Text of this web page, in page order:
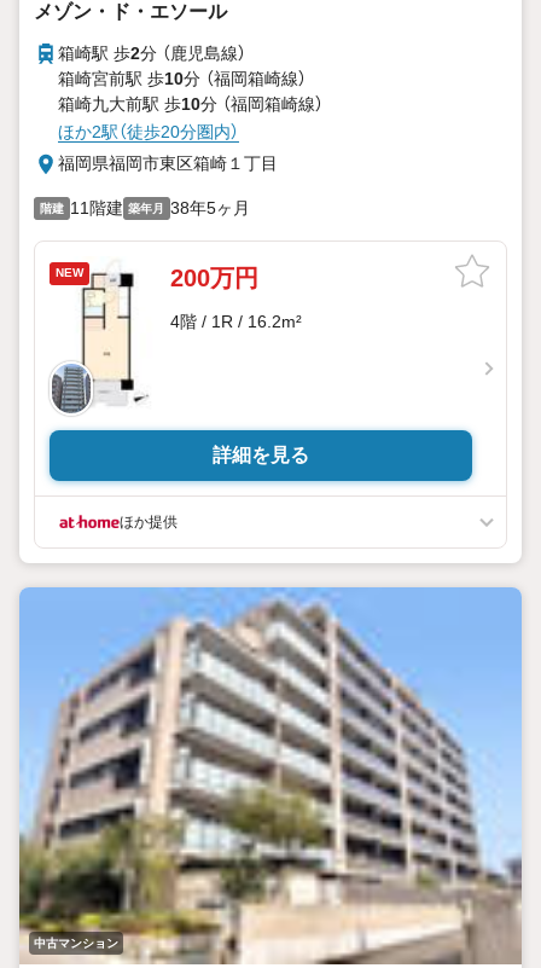
メゾン・ド・エソール
箱崎駅 歩2分 （鹿児島線）
箱崎宮前駅 歩10分 （福岡箱崎線）
箱崎九大前駅 歩10分 （福岡箱崎線）
ほか2駅（徒歩20分圏内）
福岡県福岡市東区箱崎１丁目
階建 11階建 築年月 38年5ヶ月
NEW 200万円
4階 / 1R / 16.2m²
詳細を見る
ほか提供
中古マンション